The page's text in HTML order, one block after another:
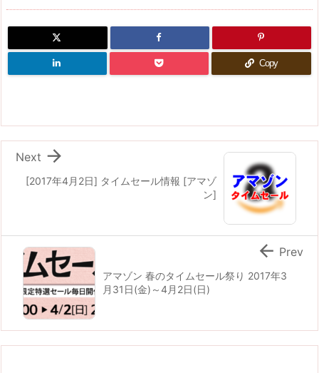
Copy
[2017年4月2日] タイムセール情報 [アマゾ
ン]

Next
アマゾン 春のタイムセール祭り 2017年3
月31日(金)～4月2日(日)
 Prev